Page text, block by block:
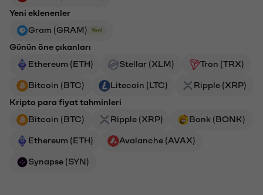
Yeni eklenenler
Gram (GRAM)
Yeni
Günün öne çıkanları
Ethereum (ETH)
Stellar (XLM) Tron (TRX)
Bitcoin (BTC) Litecoin (LTC)
Ripple (XRP)
Kripto para fiyat tahminleri
Bitcoin (BTC)
Ripple (XRP) Bonk (BONK)
Ethereum (ETH) Avalanche (AVAX)
Synapse (SYN)